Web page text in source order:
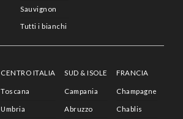
Sauvignon
Tutti i bianchi
CENTRO ITALIA
Toscana
Umbria
SUD & ISOLE
Campania
Abruzzo
FRANCIA
Champagne
Chablis